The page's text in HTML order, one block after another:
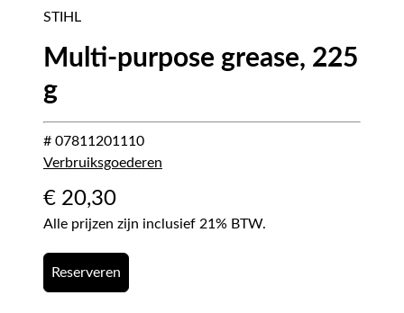
STIHL
Multi-purpose grease, 225
g
# 07811201110
Verbruiksgoederen
€ 20,30
Alle prijzen zijn inclusief 21% BTW.
Reserveren